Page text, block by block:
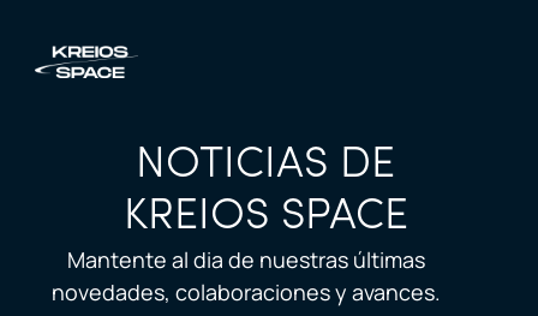
NOTICIAS DE
KREIOS SPACE
Mantente al dia de nuestras últimas
novedades, colaboraciones y avances.